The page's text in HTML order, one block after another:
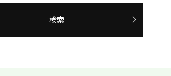
検索